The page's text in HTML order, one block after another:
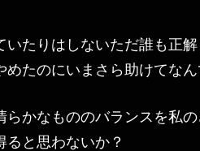
いたりはしないただ誰も正
めたのにいまさら助けてな
らかなもののバランスを私
と思わないか？